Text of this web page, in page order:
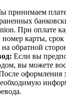
принимаем
При оплате
карты, срок
обратной
Если вы
вы можете
оформления